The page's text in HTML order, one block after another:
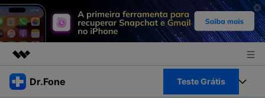
Produtos em destaque
Dr.Fone Teste Grátis